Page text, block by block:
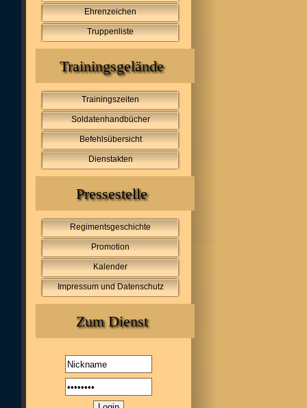
Ehrenzeichen
Truppenliste
Trainingsgelände
Trainingszeiten
Soldatenhandbücher
Befehlsübersicht
Dienstakten
Pressestelle
Regimentsgeschichte
Promotion
Kalender
Impressum und Datenschutz
Zum Dienst